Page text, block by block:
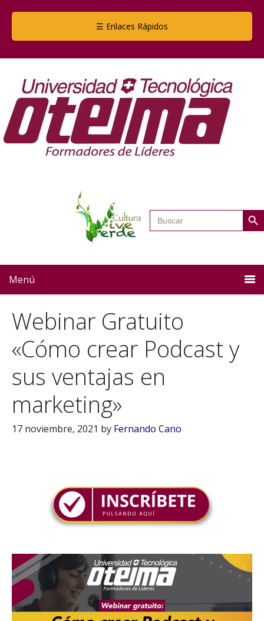
☰ Enlaces Rápidos
Buscar: Botón
Menú
Webinar Gratuito
«Cómo crear Podcast y
sus ventajas en
marketing»
17 noviembre, 2021 by Fernando Cano